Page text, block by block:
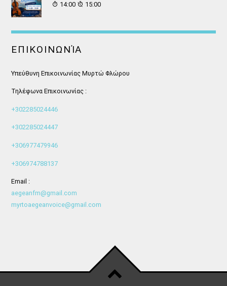
14:00
15:00
ΕΠΙΚΟΙΝΩΝΊΑ
Υπεύθυνη Επικοινωνίας Μυρτώ Φλώρου
Τηλέφωνα Επικοινωνίας :
+302285024446
+302285024447
+306977479946
+306974788137
Email :
aegeanfm@gmail.com
myrtoaegeanvoice@gmail.com